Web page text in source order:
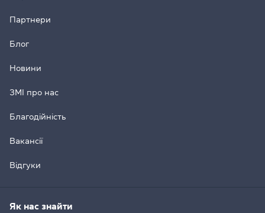
Партнери
Блог
Новини
ЗМІ про нас
Благодійність
Вакансії
Відгуки
Як нас знайти